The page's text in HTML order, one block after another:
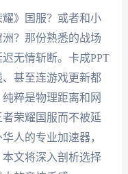
》国服？或者和小
？那份熟悉的战场
无情斩断。卡成PPT
甚至连游戏更新都
粹是物理距离和网
荣耀国服而不被延
人的专业加速器，
文将深入剖析选择